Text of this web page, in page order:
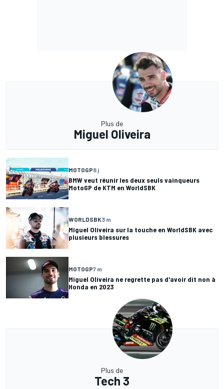
Plus de
Miguel Oliveira
MOTOGP8 j
BMW veut réunir les deux seuls vainqueurs
MotoGP de KTM en WorldSBK
WORLDSBK3 m
Miguel Oliveira sur la touche en WorldSBK avec
plusieurs blessures
MOTOGP7 m
Miguel Oliveira ne regrette pas d'avoir dit non à
Honda en 2023
Plus de
Tech 3